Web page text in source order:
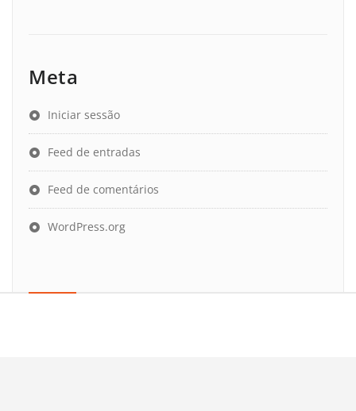
Meta
Iniciar sessão
Feed de entradas
Feed de comentários
WordPress.org